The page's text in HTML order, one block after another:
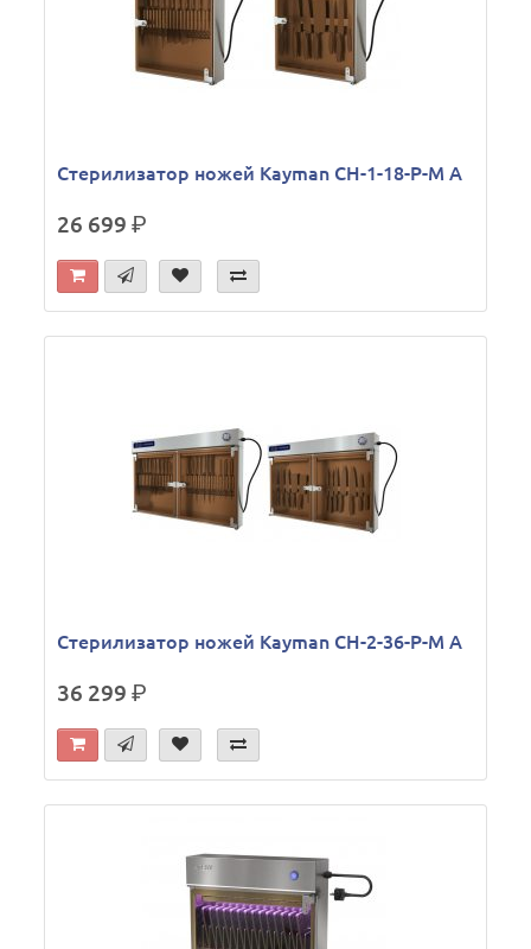
Стерилизатор ножей Kayman СН-1-18-Р-М А
26 699р.
Стерилизатор ножей Kayman СН-2-36-Р-М А
36 299р.